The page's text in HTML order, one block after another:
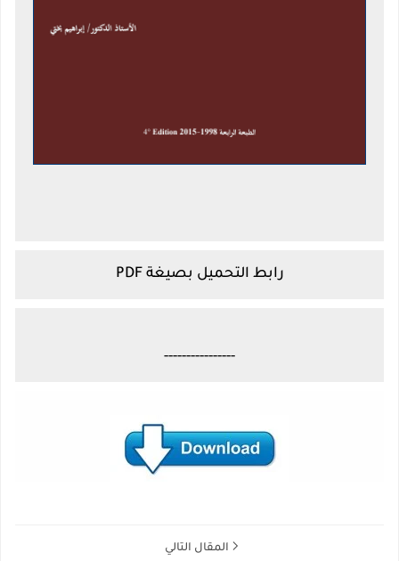
رابط التحميل بصيغة PDF
----------------
المقال التالي